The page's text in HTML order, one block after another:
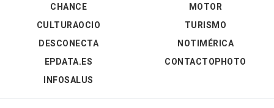
CHANCE
CULTURAOCIO
DESCONECTA
EPDATA.ES
INFOSALUS
MOTOR
TURISMO
NOTIMÉRICA
CONTACTOPHOTO